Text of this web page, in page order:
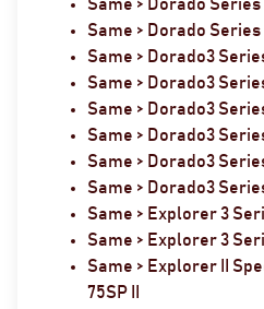
Same > Dorado Series
Same > Dorado Series
Same > Dorado3
Same > Dorado3
Same > Dorado3
Same > Dorado3
Same > Dorado3
Same > Dorado3
Same > Explorer 3
Same > Explorer 3
Same > Explorer II
75SP II